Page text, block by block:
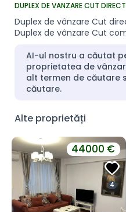
DUPLEX DE VANZARE CUT
Duplex de vânzare Cut
Duplex de vânzare Cut
AI-ul nostru a căutat
proprietatea de
alt termen de căutare
căutare.
Alte proprietăți
44000 €
4